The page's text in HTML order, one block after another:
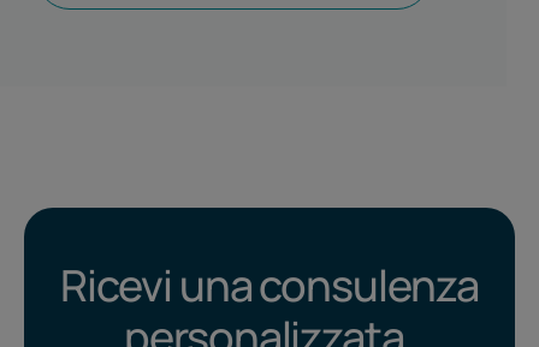
Ricevi una consulenza